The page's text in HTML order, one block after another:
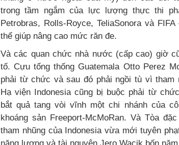
trong tầm ngắm của lực lượng thực thi
Petrobras, Rolls-Royce, TeliaSonora và
thể giúp nâng cao mức răn đe.
Và các quan chức nhà nước (cấp cao) giờ
tố. Cựu tổng thống Guatemala Otto Perez
phải từ chức và sau đó phải ngồi tù vì tham
Hạ viện Indonesia cũng bị buộc phải từ
bắt quả tang vòi vĩnh một chi nhánh của
khoáng sản Freeport-McMoRan. Và Tòa
tham nhũng của Indonesia vừa mới tuyên